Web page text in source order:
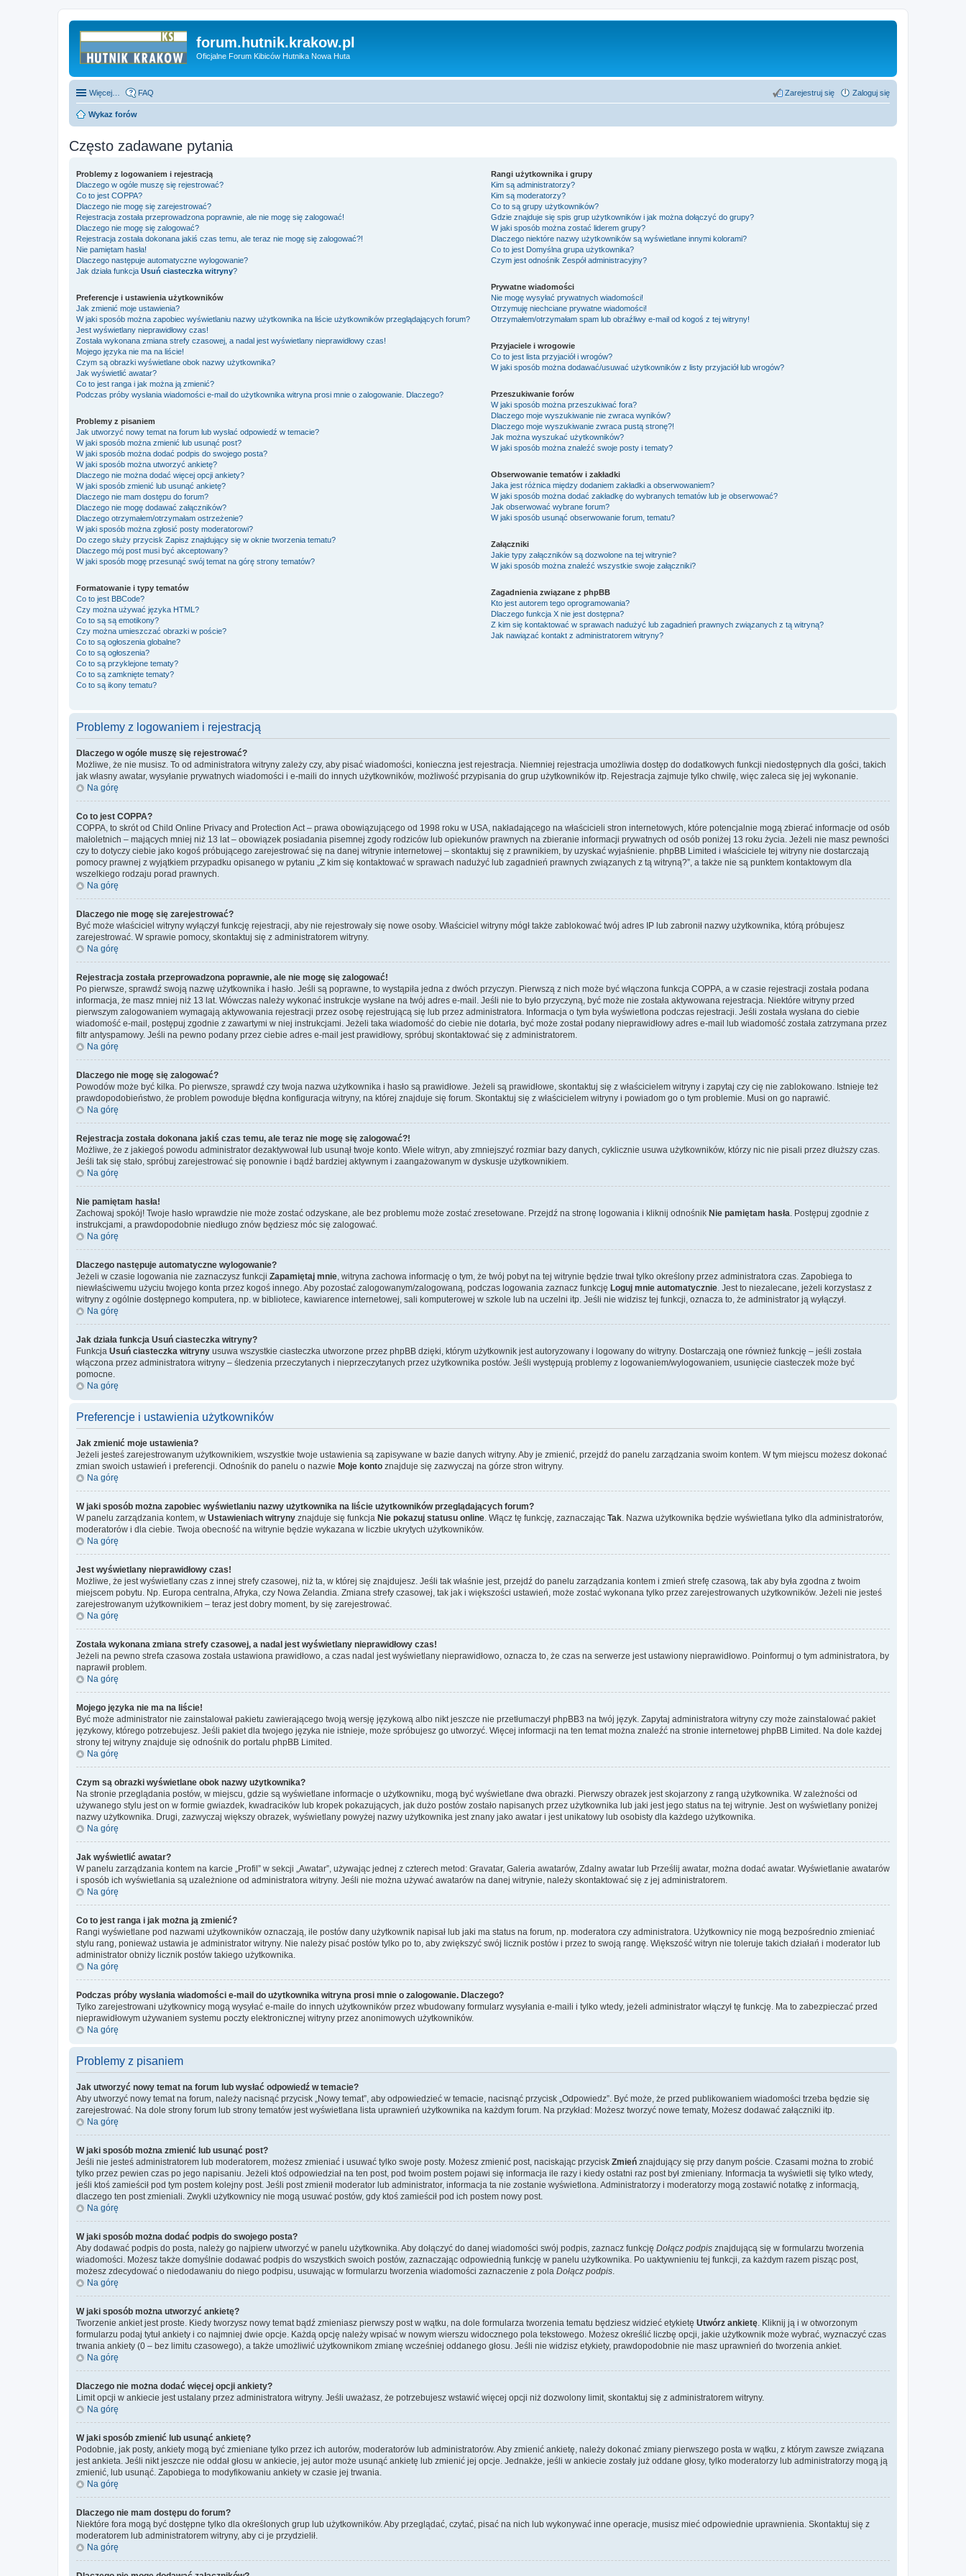
forum.hutnik.krakow.pl
Oficjalne Forum Kibiców Hutnika Nowa Huta
Więcej… FAQ Zaloguj się
Zarejestruj się
Wykaz forów
Często zadawane pytania
Problemy z logowaniem i rejestracją
Dlaczego w ogóle muszę się rejestrować?
Co to jest COPPA?
Dlaczego nie mogę się zarejestrować?
Rejestracja została przeprowadzona poprawnie, ale nie mogę się zalogować!
Dlaczego nie mogę się zalogować?
Rejestracja została dokonana jakiś czas temu, ale teraz nie mogę się zalogować?!
Nie pamiętam hasła!
Dlaczego następuje automatyczne wylogowanie?
Jak działa funkcja Usuń ciasteczka witryny?
Preferencje i ustawienia użytkowników
Jak zmienić moje ustawienia?
W jaki sposób można zapobiec wyświetlaniu nazwy użytkownika na liście użytkowników przeglądających forum?
Jest wyświetlany nieprawidłowy czas!
Została wykonana zmiana strefy czasowej, a nadal jest wyświetlany nieprawidłowy czas!
Mojego języka nie ma na liście!
Czym są obrazki wyświetlane obok nazwy użytkownika?
Jak wyświetlić awatar?
Co to jest ranga i jak można ją zmienić?
Podczas próby wysłania wiadomości e-mail do użytkownika witryna prosi mnie o zalogowanie. Dlaczego?
Problemy z pisaniem
Jak utworzyć nowy temat na forum lub wysłać odpowiedź w temacie?
W jaki sposób można zmienić lub usunąć post?
W jaki sposób można dodać podpis do swojego posta?
W jaki sposób można utworzyć ankietę?
Dlaczego nie można dodać więcej opcji ankiety?
W jaki sposób zmienić lub usunąć ankietę?
Dlaczego nie mam dostępu do forum?
Dlaczego nie mogę dodawać załączników?
Dlaczego otrzymałem/otrzymałam ostrzeżenie?
W jaki sposób można zgłosić posty moderatorowi?
Do czego służy przycisk Zapisz znajdujący się w oknie tworzenia tematu?
Dlaczego mój post musi być akceptowany?
W jaki sposób mogę przesunąć swój temat na górę strony tematów?
Formatowanie i typy tematów
Co to jest BBCode?
Czy można używać języka HTML?
Co to są są emotikony?
Czy można umieszczać obrazki w poście?
Co to są ogłoszenia globalne?
Co to są ogłoszenia?
Co to są przyklejone tematy?
Co to są zamknięte tematy?
Co to są ikony tematu?
Rangi użytkownika i grupy
Kim są administratorzy?
Kim są moderatorzy?
Co to są grupy użytkowników?
Gdzie znajduje się spis grup użytkowników i jak można dołączyć do grupy?
W jaki sposób można zostać liderem grupy?
Dlaczego niektóre nazwy użytkowników są wyświetlane innymi kolorami?
Co to jest Domyślna grupa użytkownika?
Czym jest odnośnikZespół administracyjny?
Prywatne wiadomości
Nie mogę wysyłać prywatnych wiadomości!
Otrzymuję niechciane prywatne wiadomości!
Otrzymałem/otrzymałam spam lub obraźliwy e-mail od kogoś z tej witryny!
Przyjaciele i wrogowie
Co to jest lista przyjaciół i wrogów?
W jaki sposób można dodawać/usuwać użytkowników z listy przyjaciół lub wrogów?
Przeszukiwanie forów
W jaki sposób można przeszukiwać fora?
Dlaczego moje wyszukiwanie nie zwraca wyników?
Dlaczego moje wyszukiwanie zwraca pustą stronę?!
Jak można wyszukać użytkowników?
W jaki sposób można znaleźć swoje posty i tematy?
Obserwowanie tematów i zakładki
Jaka jest różnica między dodaniem zakładki a obserwowaniem?
W jaki sposób można dodać zakładkę do wybranych tematów lub je obserwować?
Jak obserwować wybrane forum?
W jaki sposób usunąć obserwowanie forum, tematu?
Załączniki
Jakie typy załączników są dozwolone na tej witrynie?
W jaki sposób można znaleźć wszystkie swoje załączniki?
Zagadnienia związane z phpBB
Kto jest autorem tego oprogramowania?
Dlaczego funkcja X nie jest dostępna?
Z kim się kontaktować w sprawach nadużyć lub zagadnień prawnych związanych z tą witryną?
Jak nawiązać kontakt z administratorem witryny?
Problemy z logowaniem i rejestracją
Dlaczego w ogóle muszę się rejestrować?
Możliwe, że nie musisz. To od administratora witryny zależy czy, aby pisać wiadomości, konieczna jest rejestracja. Niemniej rejestracja umożliwia dostęp do dodatkowych funkcji niedostępnych dla gości, takich
jak własny awatar, wysyłanie prywatnych wiadomości i e-maili do innych użytkowników, możliwość przypisania do grup użytkowników itp. Rejestracja zajmuje tylko chwilę, więc zaleca się jej wykonanie.
Na górę
Co to jest COPPA?
COPPA, to skrót od Child Online Privacy and Protection Act – prawa obowiązującego od 1998 roku w USA, nakładającego na właścicieli stron internetowych, które potencjalnie mogą zbierać informacje od osób
małoletnich – mających mniej niż 13 lat – obowiązek posiadania pisemnej zgody rodziców lub opiekunów prawnych na zbieranie informacji prywatnych od osób poniżej 13 roku życia. Jeżeli nie masz pewności
czy to dotyczy ciebie jako kogoś próbującego zarejestrować się na danej witrynie internetowej – skontaktuj się z prawnikiem, by uzyskać wyjaśnienie. phpBB Limited i właściciele tej witryny nie dostarczają
pomocy prawnej z wyjątkiem przypadku opisanego w pytaniu „Z kim się kontaktować w sprawach nadużyć lub zagadnień prawnych związanych z tą witryną?”, a także nie są punktem kontaktowym dla
wszelkiego rodzaju porad prawnych.
Na górę
Dlaczego nie mogę się zarejestrować?
Być może właściciel witryny wyłączył funkcję rejestracji, aby nie rejestrowały się nowe osoby. Właściciel witryny mógł także zablokować twój adres IP lub zabronił nazwy użytkownika, którą próbujesz
zarejestrować. W sprawie pomocy, skontaktuj się z administratorem witryny.
Na górę
Rejestracja została przeprowadzona poprawnie, ale nie mogę się zalogować!
Po pierwsze, sprawdź swoją nazwę użytkownika i hasło. Jeśli są poprawne, to wystąpiła jedna z dwóch przyczyn. Pierwszą z nich może być włączona funkcja COPPA, a w czasie rejestracji została podana
informacja, że masz mniej niż 13 lat. Wówczas należy wykonać instrukcje wysłane na twój adres e-mail. Jeśli nie to było przyczyną, być może nie została aktywowana rejestracja. Niektóre witryny przed
pierwszym zalogowaniem wymagają aktywowania rejestracji przez osobę rejestrującą się lub przez administratora. Informacja o tym była wyświetlona podczas rejestracji. Jeśli została wysłana do ciebie
wiadomość e-mail, postępuj zgodnie z zawartymi w niej instrukcjami. Jeżeli taka wiadomość do ciebie nie dotarła, być może został podany nieprawidłowy adres e-mail lub wiadomość została zatrzymana przez
filtr antyspamowy. Jeśli na pewno podany przez ciebie adres e-mail jest prawidłowy, spróbuj skontaktować się z administratorem.
Na górę
Dlaczego nie mogę się zalogować?
Powodów może być kilka. Po pierwsze, sprawdź czy twoja nazwa użytkownika i hasło są prawidłowe. Jeżeli są prawidłowe, skontaktuj się z właścicielem witryny i zapytaj czy cię nie zablokowano. Istnieje też
prawdopodobieństwo, że problem powoduje błędna konfiguracja witryny, na której znajduje się forum. Skontaktuj się z właścicielem witryny i powiadom go o tym problemie. Musi on go naprawić.
Na górę
Rejestracja została dokonana jakiś czas temu, ale teraz nie mogę się zalogować?!
Możliwe, że z jakiegoś powodu administrator dezaktywował lub usunął twoje konto. Wiele witryn, aby zmniejszyć rozmiar bazy danych, cyklicznie usuwa użytkowników, którzy nic nie pisali przez dłuższy czas.
Jeśli tak się stało, spróbuj zarejestrować się ponownie i bądź bardziej aktywnym i zaangażowanym w dyskusje użytkownikiem.
Na górę
Nie pamiętam hasła!
Zachowaj spokój! Twoje hasło wprawdzie nie może zostać odzyskane, ale bez problemu może zostać zresetowane. Przejdź na stronę logowania i kliknij odnośnik Nie pamiętam hasła . Postępuj zgodnie z
instrukcjami, a prawdopodobnie niedługo znów będziesz móc się zalogować.
Na górę
Dlaczego następuje automatyczne wylogowanie?
Jeżeli w czasie logowania nie zaznaczysz funkcji Zapamiętaj mnie , witryna zachowa informację o tym, że twój pobyt na tej witrynie będzie trwał tylko określony przez administratora czas. Zapobiega to
niewłaściwemu użyciu twojego konta przez kogoś innego. Aby pozostać zalogowanym/zalogowaną, podczas logowania zaznacz funkcję Loguj mnie automatycznie . Jest to niezalecane, jeżeli korzystasz z
witryny z ogólnie dostępnego komputera, np. w bibliotece, kawiarence internetowej, sali komputerowej w szkole lub na uczelni itp. Jeśli nie widzisz tej funkcji, oznacza to, że administrator ją wyłączył.
Na górę
Jak działa funkcja Usuń ciasteczka witryny?
Funkcja Usuń ciasteczka witryny usuwa wszystkie ciasteczka utworzone przez phpBB dzięki, którym użytkownik jest autoryzowany i logowany do witryny. Dostarczają one również funkcję – jeśli została
włączona przez administratora witryny – śledzenia przeczytanych i nieprzeczytanych przez użytkownika postów. Jeśli występują problemy z logowaniem/wylogowaniem, usunięcie ciasteczek może być
pomocne.
Na górę
Preferencje i ustawienia użytkowników
Jak zmienić moje ustawienia?
Jeżeli jesteś zarejestrowanym użytkownikiem, wszystkie twoje ustawienia są zapisywane w bazie danych witryny. Aby je zmienić, przejdź do panelu zarządzania swoim kontem. W tym miejscu możesz dokonać
zmian swoich ustawień i preferencji. Odnośnik do panelu o nazwie Moje konto znajduje się zazwyczaj na górze stron witryny.
Na górę
W jaki sposób można zapobiec wyświetlaniu nazwy użytkownika na liście użytkowników przeglądających forum?
W panelu zarządzania kontem, w Ustawieniach witryny znajduje się funkcja Nie pokazuj statusu online . Włącz tę funkcję, zaznaczając Tak . Nazwa użytkownika będzie wyświetlana tylko dla administratorów,
moderatorów i dla ciebie. Twoja obecność na witrynie będzie wykazana w liczbie ukrytych użytkowników.
Na górę
Jest wyświetlany nieprawidłowy czas!
Możliwe, że jest wyświetlany czas z innej strefy czasowej, niż ta, w której się znajdujesz. Jeśli tak właśnie jest, przejdź do panelu zarządzania kontem i zmień strefę czasową, tak aby była zgodna z twoim
miejscem pobytu. Np. Europa centralna, Afryka, czy Nowa Zelandia. Zmiana strefy czasowej, tak jak i większości ustawień, może zostać wykonana tylko przez zarejestrowanych użytkowników. Jeżeli nie jesteś
zarejestrowanym użytkownikiem – teraz jest dobry moment, by się zarejestrować.
Na górę
Została wykonana zmiana strefy czasowej, a nadal jest wyświetlany nieprawidłowy czas!
Jeżeli na pewno strefa czasowa została ustawiona prawidłowo, a czas nadal jest wyświetlany nieprawidłowo, oznacza to, że czas na serwerze jest ustawiony nieprawidłowo. Poinformuj o tym administratora, by
naprawił problem.
Na górę
Mojego języka nie ma na liście!
Być może administrator nie zainstalował pakietu zawierającego twoją wersję językową albo nikt jeszcze nie przetłumaczył phpBB3 na twój język. Zapytaj administratora witryny czy może zainstalować pakiet
językowy, którego potrzebujesz. Jeśli pakiet dla twojego języka nie istnieje, może spróbujesz go utworzyć. Więcej informacji na ten temat można znaleźć na stronie internetowej phpBB Limited. Na dole każdej
strony tej witryny znajduje się odnośnik do portalu phpBB Limited.
Na górę
Czym są obrazki wyświetlane obok nazwy użytkownika?
Na stronie przeglądania postów, w miejscu, gdzie są wyświetlane informacje o użytkowniku, mogą być wyświetlane dwa obrazki. Pierwszy obrazek jest skojarzony z rangą użytkownika. W zależności od
używanego stylu jest on w formie gwiazdek, kwadracików lub kropek pokazujących, jak dużo postów zostało napisanych przez użytkownika lub jaki jest jego status na tej witrynie. Jest on wyświetlany poniżej
nazwy użytkownika. Drugi, zazwyczaj większy obrazek, wyświetlany powyżej nazwy użytkownika jest znany jako awatar i jest unikatowy lub osobisty dla każdego użytkownika.
Na górę
Jak wyświetlić awatar?
W panelu zarządzania kontem na karcie „Profil” w sekcji „Awatar”, używając jednej z czterech metod: Gravatar, Galeria awatarów, Zdalny awatar lub Prześlij awatar, można dodać awatar. Wyświetlanie awatarów
i sposób ich wyświetlania są uzależnione od administratora witryny. Jeśli nie można używać awatarów na danej witrynie, należy skontaktować się z jej administratorem.
Na górę
Co to jest ranga i jak można ją zmienić?
Rangi wyświetlane pod nazwami użytkowników oznaczają, ile postów dany użytkownik napisał lub jaki ma status na forum, np. moderatora czy administratora. Użytkownicy nie mogą bezpośrednio zmieniać
stylu rang, ponieważ ustawia je administrator witryny. Nie należy pisać postów tylko po to, aby zwiększyć swój licznik postów i przez to swoją rangę. Większość witryn nie toleruje takich działań i moderator lub
administrator obniży licznik postów takiego użytkownika.
Na górę
Podczas próby wysłania wiadomości e-mail do użytkownika witryna prosi mnie o zalogowanie. Dlaczego?
Tylko zarejestrowani użytkownicy mogą wysyłać e-maile do innych użytkowników przez wbudowany formularz wysyłania e-maili i tylko wtedy, jeżeli administrator włączył tę funkcję. Ma to zabezpieczać przed
nieprawidłowym używaniem systemu poczty elektronicznej witryny przez anonimowych użytkowników.
Na górę
Problemy z pisaniem
Jak utworzyć nowy temat na forum lub wysłać odpowiedź w temacie?
Aby utworzyć nowy temat na forum, należy nacisnąć przycisk „Nowy temat”, aby odpowiedzieć w temacie, nacisnąć przycisk „Odpowiedz”. Być może, że przed publikowaniem wiadomości trzeba będzie się
zarejestrować. Na dole strony forum lub strony tematów jest wyświetlana lista uprawnień użytkownika na każdym forum. Na przykład: Możesz tworzyć nowe tematy, Możesz dodawać załączniki itp.
Na górę
W jaki sposób można zmienić lub usunąć post?
Jeśli nie jesteś administratorem lub moderatorem, możesz zmieniać i usuwać tylko swoje posty. Możesz zmienić post, naciskając przycisk Zmień znajdujący się przy danym poście. Czasami można to zrobić
tylko przez pewien czas po jego napisaniu. Jeżeli ktoś odpowiedział na ten post, pod twoim postem pojawi się informacja ile razy i kiedy ostatni raz post był zmieniany. Informacja ta wyświetli się tylko wtedy,
jeśli ktoś zamieścił pod tym postem kolejny post. Jeśli post zmienił moderator lub administrator, informacja ta nie zostanie wyświetlona. Administratorzy i moderatorzy mogą zostawić notatkę z informacją,
dlaczego ten post zmieniali. Zwykli użytkownicy nie mogą usuwać postów, gdy ktoś zamieścił pod ich postem nowy post.
Na górę
W jaki sposób można dodać podpis do swojego posta?
Aby dodawać podpis do posta, należy go najpierw utworzyć w panelu użytkownika. Aby dołączyć do danej wiadomości swój podpis, zaznacz funkcję Dołącz podpis znajdującą się w formularzu tworzenia
wiadomości. Możesz także domyślnie dodawać podpis do wszystkich swoich postów, zaznaczając odpowiednią funkcję w panelu użytkownika. Po uaktywnieniu tej funkcji, za każdym razem pisząc post,
możesz zdecydować o niedodawaniu do niego podpisu, usuwając w formularzu tworzenia wiadomości zaznaczenie z pola Dołącz podpis
Na górę
W jaki sposób można utworzyć ankietę?
Tworzenie ankiet jest proste. Kiedy tworzysz nowy temat bądź zmieniasz pierwszy post w wątku, na dole formularza tworzenia tematu będziesz widzieć etykietę Utwórz ankietę . Kliknij ją i w otworzonym
formularzu podaj tytuł ankiety i co najmniej dwie opcje. Każdą opcję należy wpisać w nowym wierszu widocznego pola tekstowego. Możesz określić liczbę opcji, jakie użytkownik może wybrać, wyznaczyć czas
trwania ankiety (0 – bez limitu czasowego), a także umożliwić użytkownikom zmianę wcześniej oddanego głosu. Jeśli nie widzisz etykiety, prawdopodobnie nie masz uprawnień do tworzenia ankiet.
Na górę
Dlaczego nie można dodać więcej opcji ankiety?
Limit opcji w ankiecie jest ustalany przez administratora witryny. Jeśli uważasz, że potrzebujesz wstawić więcej opcji niż dozwolony limit, skontaktuj się z administratorem witryny.
Na górę
W jaki sposób zmienić lub usunąć ankietę?
Podobnie, jak posty, ankiety mogą być zmieniane tylko przez ich autorów, moderatorów lub administratorów. Aby zmienić ankietę, należy dokonać zmiany pierwszego posta w wątku, z którym zawsze związana
jest ankieta. Jeśli nikt jeszcze nie oddał głosu w ankiecie, jej autor może usunąć ankietę lub zmienić jej opcje. Jednakże, jeśli w ankiecie zostały już oddane głosy, tylko moderatorzy lub administratorzy mogą ją
zmienić, lub usunąć. Zapobiega to modyfikowaniu ankiety w czasie jej trwania.
Na górę
Dlaczego nie mam dostępu do forum?
Niektóre fora mogą być dostępne tylko dla określonych grup lub użytkowników. Aby przeglądać, czytać, pisać na nich lub wykonywać inne operacje, musisz mieć odpowiednie uprawnienia. Skontaktuj się z
moderatorem lub administratorem witryny, aby ci je przydzielił.
Na górę